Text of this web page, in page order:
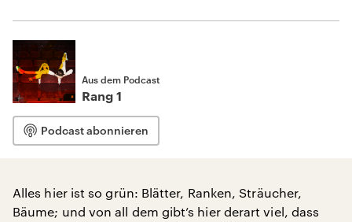
Aus dem Podcast
Rang 1
Podcast abonnieren
Alles hier ist so grün: Blätter, Ranken, Sträucher,
Bäume; und von all dem gibt’s hier derart viel, dass